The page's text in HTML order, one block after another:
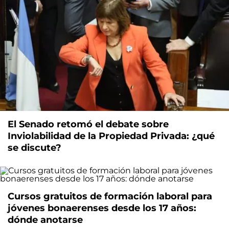
El Senado retomó el debate sobre
Inviolabilidad de la Propiedad Privada: ¿qué
se discute?
Cursos gratuitos de formación laboral para
jóvenes bonaerenses desde los 17 años:
dónde anotarse